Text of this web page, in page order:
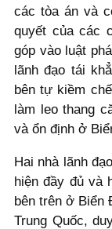
các tòa án và
quyết của các
góp vào luật
lãnh đạo tái
bên tự kiềm
làm leo thang
và ổn định ở
Hai nhà lãnh
hiện đầy đủ và
bên trên ở Biển
Trung Quốc,